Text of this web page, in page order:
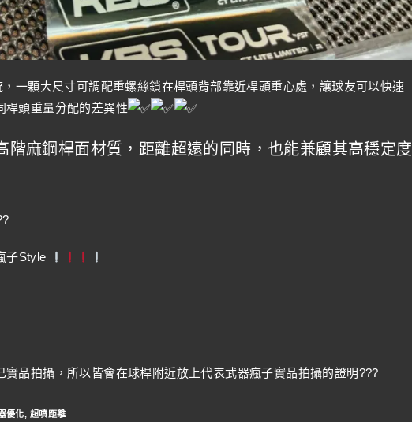
一顆大尺寸可調配重螺絲鎖在桿頭背部靠近桿頭重心處，讓球友可以快速
桿頭重量分配的差異性
階麻鋼桿面材質，距離超遠的同時，也能兼顧其高穩定度
子Style
品拍攝，所以皆會在球桿附近放上代表武器瘋子實品拍攝的證明???
優化, 超噴距離